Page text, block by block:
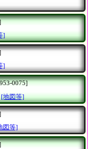
]
]
0075]
[地図等]
図等]